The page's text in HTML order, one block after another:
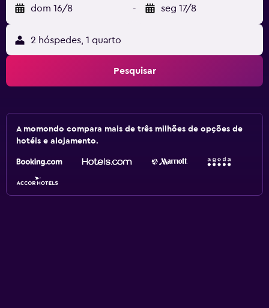
dom 16/8 - seg 17/8
2 hóspedes, 1 quarto
Pesquisar
A momondo compara mais de três milhões de opções de
hotéis e alojamento.